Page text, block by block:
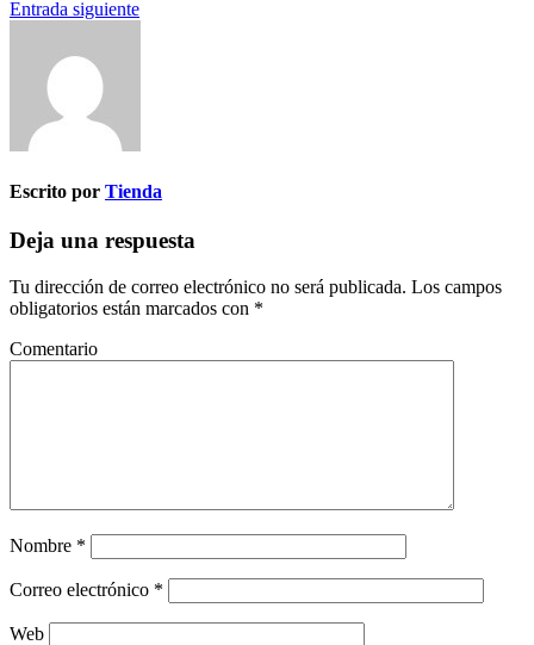
Entrada siguiente
Escrito por Tienda
Deja una respuesta
Tu dirección de correo electrónico no será publicada. Los campos
obligatorios están marcados con *
Comentario
Nombre *
Correo electrónico *
Web